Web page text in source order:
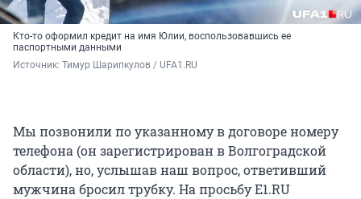
Кто-то оформил кредит на имя Юлии, воспользовавшись ее
паспортными данными
Источник: Тимур Шарипкулов / UFA1.RU
Мы позвонили по указанному в договоре номеру
телефона (он зарегистрирован в Волгоградской
области), но, услышав наш вопрос, ответивший
мужчина бросил трубку. На просьбу E1.RU